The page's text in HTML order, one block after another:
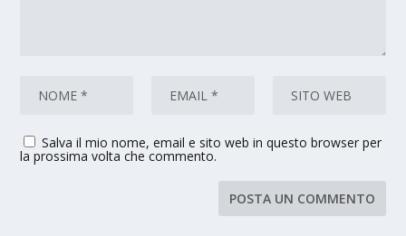
Salva il mio nome, email e sito web in questo browser per
la prossima volta che commento.